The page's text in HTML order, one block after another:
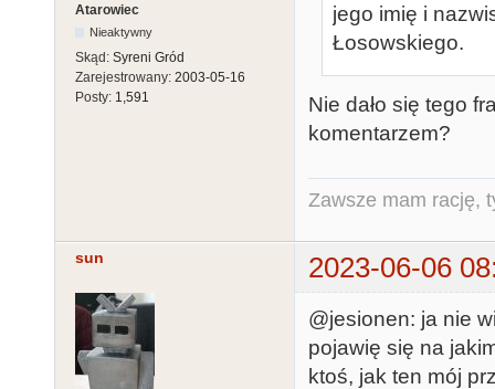
Atarowiec
Nieaktywny
Skąd: Syreni Gród
Zarejestrowany: 2003-05-16
Posty: 1,591
jego imię i
Łosowskiego.
Nie dało się tego
komentarzem?
Zawsze mam rację,
sun 2023-06-06
@jesionen: ja nie
pojawię się na
ktoś, jak ten mój